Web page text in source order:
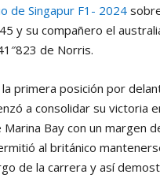
de Singapur F1- 2024
y su compañero el
de Norris.
primera posición por
a consolidar su victoria
Bay con un margen
al británico
de la carrera y así